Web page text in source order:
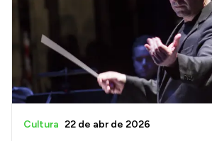
Cultura 22 de abr de 2026